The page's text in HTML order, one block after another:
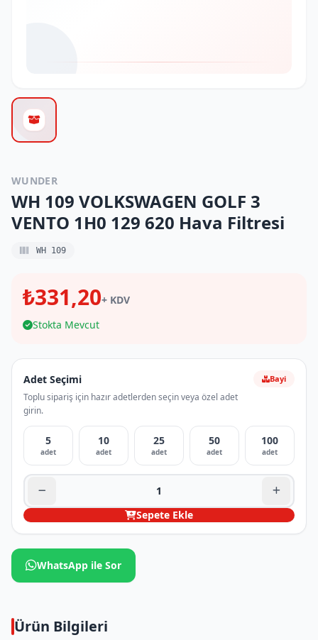
WUNDER
WH 109 VOLKSWAGEN GOLF 3
VENTO 1H0 129 620 Hava Filtresi
WH 109
₺331,20+ KDV
Stokta Mevcut
Adet Seçimi
Toplu sipariş için hazır adetlerden seçin veya özel adet
girin.
Bayi
5
adet
10
adet
25
adet
50
adet
100
adet
Sepete Ekle
WhatsApp ile Sor
Ürün Bilgileri